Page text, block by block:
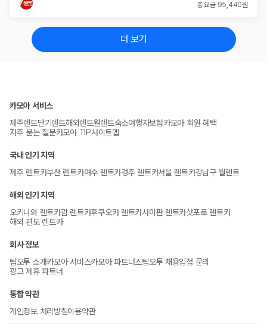
총 요금 95,440원
더 보기
카모아 서비스
제주렌트단기렌트해외렌트월렌트숙소여행자보험카모아 회원 혜택
자주 묻는 질문카모아 TIP사이트맵
국내 인기 지역
제주 렌트카부산 렌트카여수 렌트카경주 렌트카서울 렌트카강남구 월렌트
해외 인기 지역
오키나와 렌트카괌 렌트카후쿠오카 렌트카사이판 렌트카삿포로 렌트카
해외 편도 렌트카
회사 정보
팀오투 소개카모아 서비스카모아 파트너스팀오투 채용입점 문의
광고 제휴 파트너
통합 약관
개인정보 처리방침이용약관